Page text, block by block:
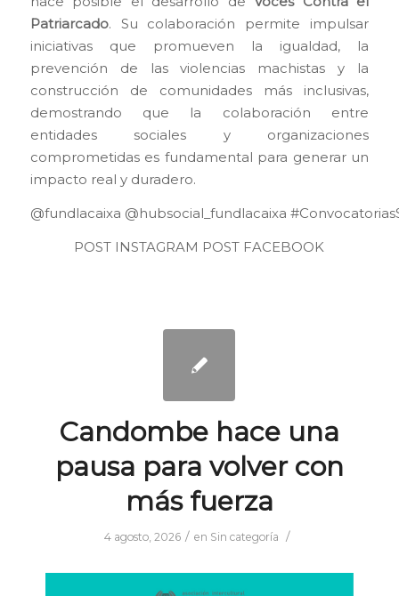
Patriarcado. Su colaboración permite impulsar
iniciativas que promueven la igualdad, la
prevención de las violencias machistas y la
construcción de comunidades más inclusivas,
demostrando que la colaboración entre
entidades sociales y organizaciones
comprometidas es fundamental para generar un
impacto real y duradero.
@fundlacaixa @hubsocial_fundlacaixa
POST INSTAGRAM POST FACEBOOK
Candombe hace una
pausa para volver con
más fuerza
4 agosto, 2026 / en Sin categoría /